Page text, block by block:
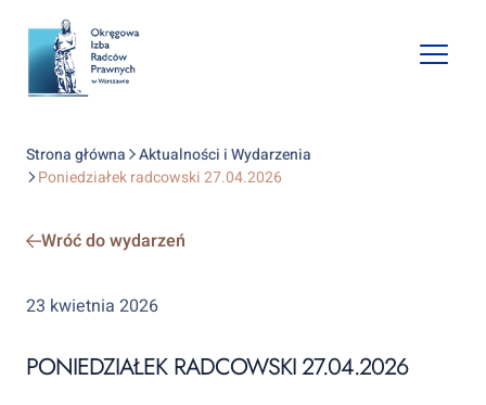
Open
Strona główna
Aktualności i Wydarzenia
Poniedziałek radcowski 27.04.2026
Wróć do wydarzeń
23 kwietnia 2026
PONIEDZIAŁEK RADCOWSKI 27.04.2026